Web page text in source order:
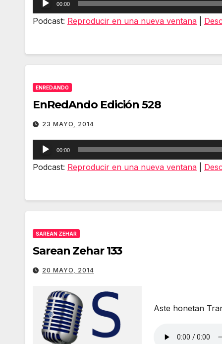
audio
00:00
Podcast: Reproducir en una nueva ventana
ENREDANDO
EnRedAndo Edición 528
23 MAYO, 2014
Reproductor
de
00:00
Podcast: Reproducir en una nueva ventana
SAREAN ZEHAR
Sarean Zehar 133
20 MAYO, 2014
Aste honetan